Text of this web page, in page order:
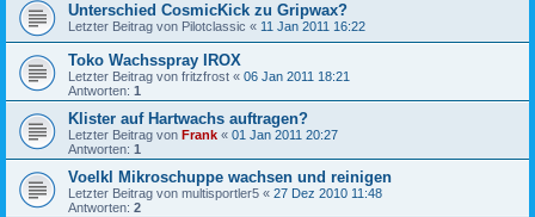
Unterschied CosmicKick zu Gripwax?
Letzter Beitrag von Pilotclassic « 11 Jan 2011 16:22
Toko Wachsspray IROX
Letzter Beitrag von fritzfrost « 06 Jan 2011 18:21
Antworten: 1
Klister auf Hartwachs auftragen?
Letzter Beitrag von Frank « 01 Jan 2011 20:27
Antworten: 1
Voelkl Mikroschuppe wachsen und reinigen
Letzter Beitrag von multisportler5 « 27 Dez 2010 11:48
Antworten: 2